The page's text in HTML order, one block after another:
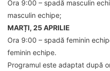
Ora 9:00 – spadă masculin
masculin echipe;
MARȚI, 25 APRILIE
Ora 9:00 – spadă feminin
feminin echipe.
Programul este adaptat după